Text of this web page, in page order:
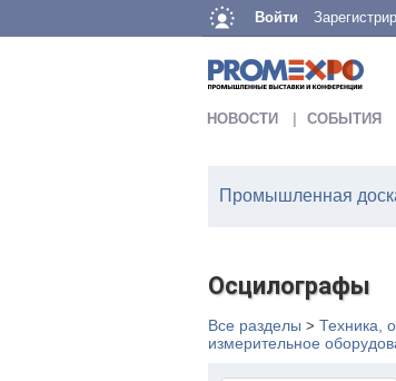
Войти
НОВОСТИ СОБЫТИЯ
Промышленная
Осцилографы
Все разделы > Техника,
измерительное